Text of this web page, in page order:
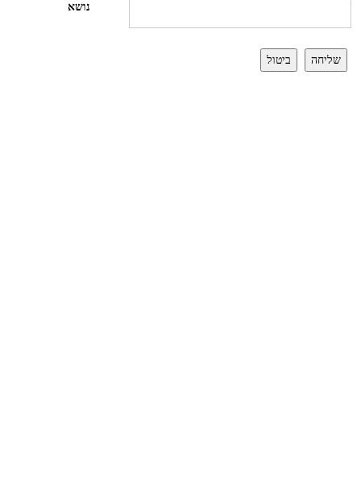
נושא
שליחה ביטול